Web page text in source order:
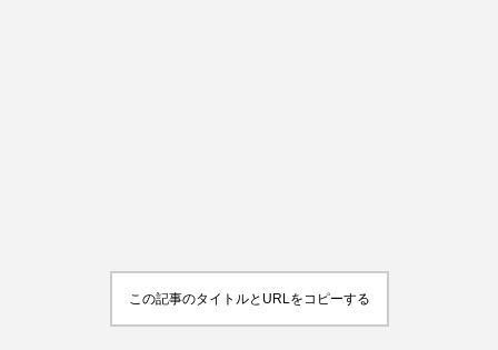
この記事のタイトルとURLをコピーする